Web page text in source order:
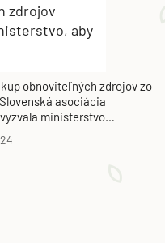
zdrojov
aby
obnoviteľných zdrojov zo
asociácia
ministerstvo